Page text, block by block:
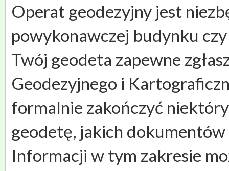
Operat geodezyjny jest
powykonawczej budynku
Twój geodeta zapewne
Geodezyjnego i
formalnie zakończyć
geodetę, jakich
Informacji w tym zakresie